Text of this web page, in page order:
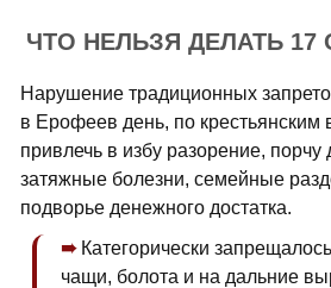
ЧТО НЕЛЬЗЯ ДЕЛАТЬ 17
Нарушение традиционных
в Ерофеев день, по крестьянским
привлечь в избу разорение, порчу
затяжные болезни, семейные
подворье денежного достатка.
Категорически
чащи, болота и на дальние